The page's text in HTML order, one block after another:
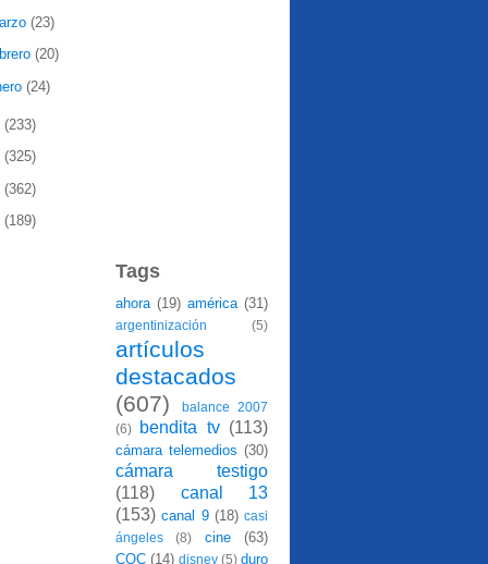
(23)
(20)
(24)
(233)
(325)
(362)
(189)
Tags
ahora (19) américa (31)
argentinización (5)
artículos
destacados
(607)
balance 2007
(6)
bendita tv (113)
cámara telemedios (30)
cámara testigo
(118)
canal 13
(153) canal 9 (18) casi
ángeles
(8) cine
(63)
CQC (14) disney (5) duro